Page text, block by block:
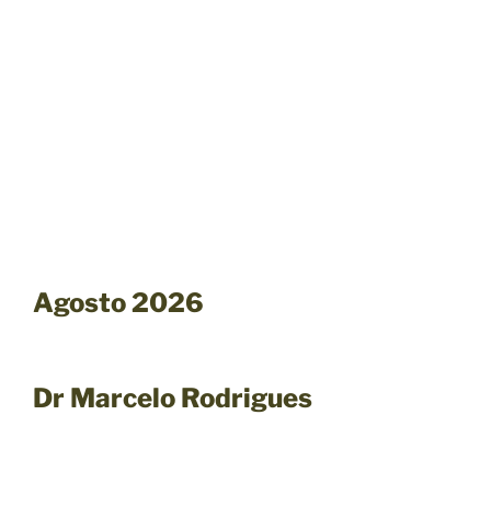
Agosto 2026
Dr Marcelo Rodrigues